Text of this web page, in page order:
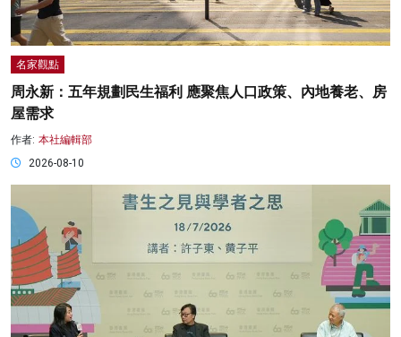
名家觀點
周永新：五年規劃民生福利 應聚焦人口政策、內地養老、房
屋需求
作者: 本社編輯部
2026-08-10